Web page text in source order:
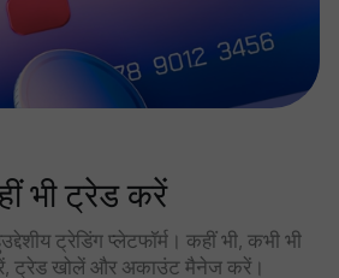
भी ट्रेड करें
ट्रेडिंग प्लेटफॉर्म। कहीं भी, कभी भी
ट्रेड खोलें और अकाउंट मैनेज करें।